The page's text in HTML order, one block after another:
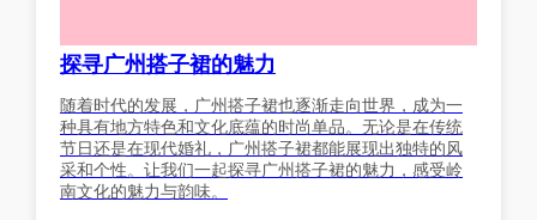
探寻广州搭子裙的魅力
随着时代的发展，广州搭子裙也逐渐走向世界，成为一
种具有地方特色和文化底蕴的时尚单品。无论是在传统
节日还是在现代婚礼，广州搭子裙都能展现出独特的风
采和个性。让我们一起探寻广州搭子裙的魅力，感受岭
南文化的魅力与韵味。